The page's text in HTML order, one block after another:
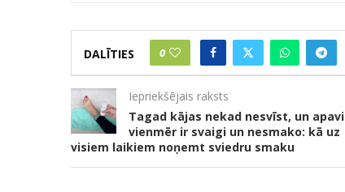
DALĪTIES 0
Iepriekšējais raksts
Tagad kājas nekad nesvīst, un apavi
vienmēr ir svaigi un nesmako: kā uz
visiem laikiem noņemt sviedru smaku